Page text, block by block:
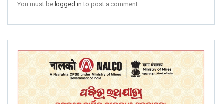
You must be logged in to post a comment.